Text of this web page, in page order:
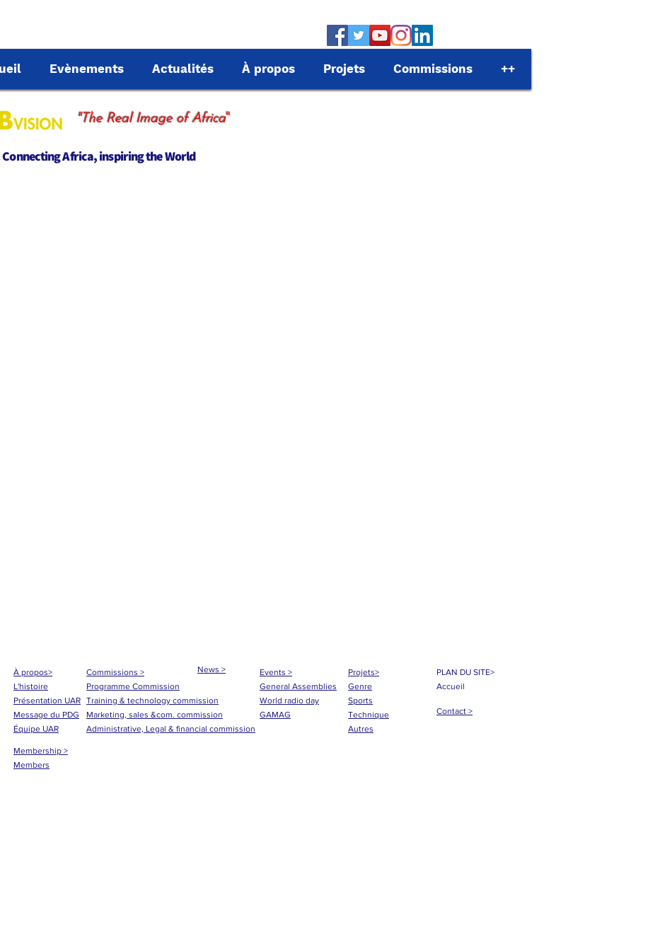
Evènements Actualités À propos Projets Commissions ++
"The Real Image of Africa"
Connecting Africa, inspiring the World
Commissions >
Programme Commission
Training & technology commission
Marketing, sales &com. commission
Administrative, Legal & financial commission
Membership >
Members
Events >
General Assemblies
World radio day
GAMAG
News >
À propos>
L'histoire
Présentation UAR
Message du PDG
Équipe UAR
Projets>
Genre
Sports
Technique
Autres
PLAN DU SITE>
Accueil
Contact >